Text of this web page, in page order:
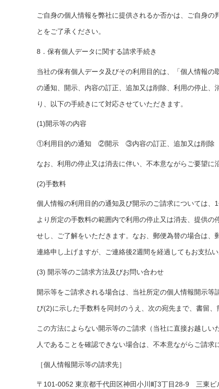
ご自身の個人情報を弊社に提供されるか否かは、ご自身
とをご了承ください。
8．保有個人データに関する請求手続き
当社の保有個人データ及びその利用目的は、「個人情報
の通知、開示、内容の訂正、追加又は削除、利用の停止
り、以下の手続きにて対応させていただきます。
(1)開示等の内容
①利用目的の通知 ②開示 ③内容の訂正、追加又は削除
なお、利用の停止又は消去に伴い、不本意ながらご要望
(2)手数料
個人情報の利用目的の通知及び開示のご請求については
より所定の手数料の範囲内で利用の停止又は消去、提供
せし、ご了解をいただきます。なお、郵便為替の場合は
連絡申し上げますが、ご連絡後2週間を経過してもお支払
(3) 開示等のご請求方法及びお問い合わせ
開示等をご請求される場合は、当社所定の個人情報開示
び(2)に示した手数料を同封のうえ、次の宛先まで、書留
この方法によらない開示等のご請求（当社に直接お越し
人であることを確認できない場合は、不本意ながらご請
［個人情報開示等の請求先］
〒101-0052 東京都千代田区神田小川町3丁目28-9 三東ビ